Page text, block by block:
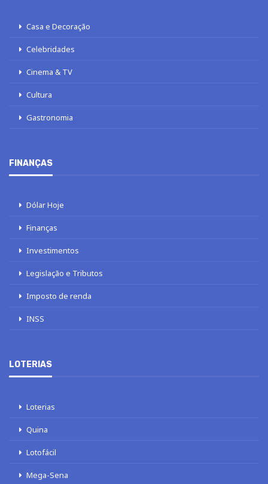
Casa e Decoração
Celebridades
Cinema & TV
Cultura
Gastronomia
FINANÇAS
Dólar Hoje
Finanças
Investimentos
Legislação e Tributos
Imposto de renda
INSS
LOTERIAS
Loterias
Quina
Lotofácil
Mega-Sena